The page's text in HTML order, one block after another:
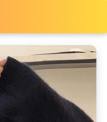
플
추